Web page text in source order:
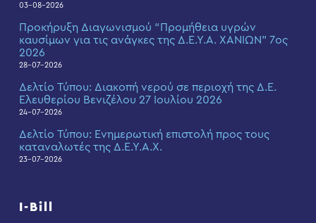
03-08-2026
Προκήρυξη Διαγωνισμού “Προμήθεια υγρών
καυσίμων για τις ανάγκες της Δ.Ε.Υ.Α. ΧΑΝΙΩΝ” 7ος
2026
28-07-2026
Δελτίο Τύπου: Διακοπή νερού σε περιοχή της Δ.Ε.
Ελευθερίου Βενιζέλου 27 Ιουλίου 2026
24-07-2026
Δελτίο Τύπου: Eνημερωτική επιστολή προς τους
καταναλωτές της Δ.Ε.Υ.Α.Χ.
23-07-2026
I-Bill